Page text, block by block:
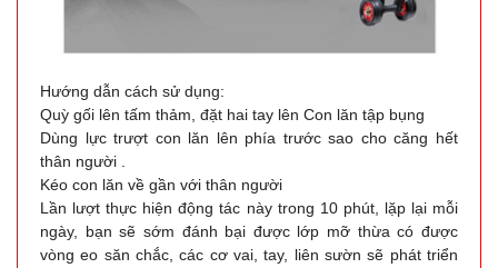
Hướng dẫn cách sử dụng:
Quỳ gối lên tấm thảm, đặt hai tay lên Con lăn tập bụng
Dùng lực trượt con lăn lên phía trước sao cho căng hết
thân người .
Kéo con lăn về gần với thân người
Lần lượt thực hiện động tác này trong 10 phút, lặp lại mỗi
ngày, bạn sẽ sớm đánh bại được lớp mỡ thừa có được
vòng eo săn chắc, các cơ vai, tay, liên sườn sẽ phát triển
rung rung
MÃ
001340
GIÁ:
29.000 đ
TÌNH